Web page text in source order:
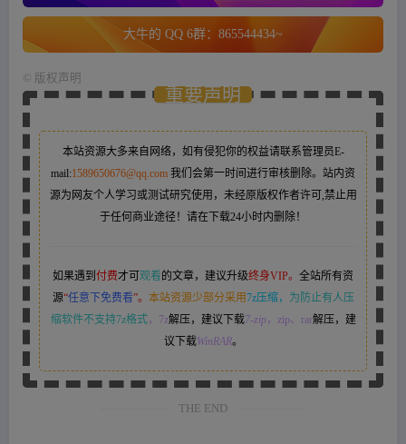
大牛的 QQ 6群：865544434~
版权声明
重要声明
本站资源大多来自网络，如有侵犯你的权益请联系管理员E-
mail:1589650676@qq.com 我们会第一时间进行审核删除。站内资
源为网友个人学习或测试研究使用，未经原版权作者许可,禁止用
于任何商业途径！请在下载24小时内删除！
如果遇到 付费才可 观看 的文章，建议升级终身VIP。 全站所有资
源“任意下免费看”。 本站资源少部分采用7z压缩，
为防止有人压
缩软件不支持7z格式，7z解压，建议下载7-zip，zip、rar解压，建
议下载WinRAR。
THE END